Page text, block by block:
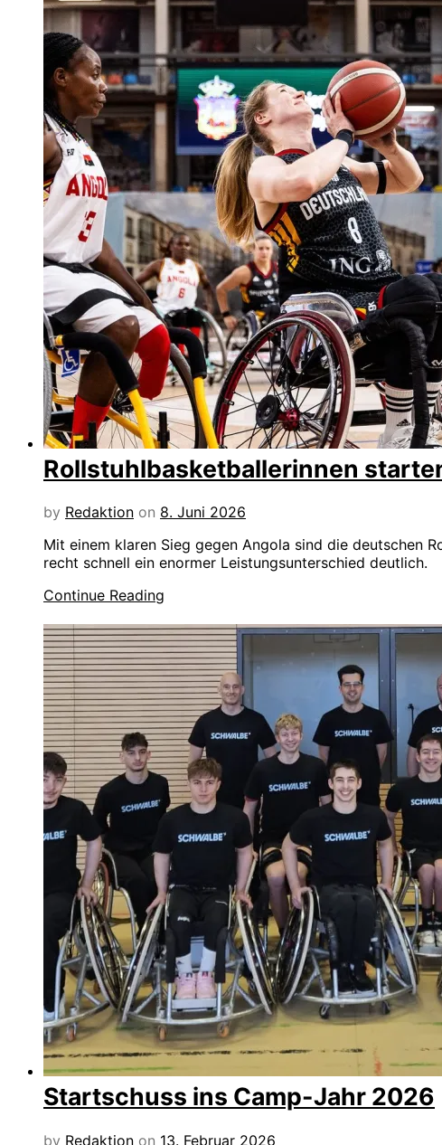
Rollstuhlbasketballerinnen
by Redaktion on 8. Juni 2026
Mit einem klaren Sieg gegen Angola sind die deutschen
recht schnell ein enormer Leistungsunterschied deutlich.
Continue Reading
Startschuss ins Camp-Jahr 2026
by Redaktion on 13. Februar 2026